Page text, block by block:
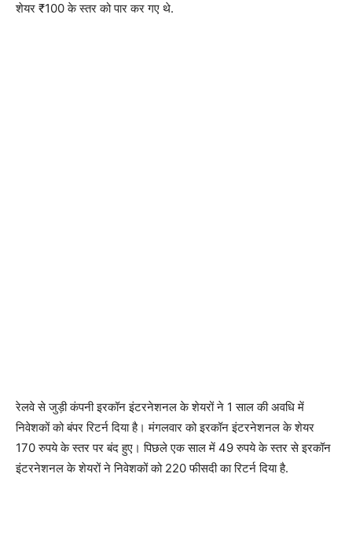
शेयर ₹100 के स्तर को पार कर गए थे.
रेलवे से जुड़ी कंपनी इरकॉन इंटरनेशनल के शेयरों ने 1 साल की अवधि में
निवेशकों को बंपर रिटर्न दिया है। मंगलवार को इरकॉन इंटरनेशनल के शेयर
170 रुपये के स्तर पर बंद हुए। पिछले एक साल में 49 रुपये के स्तर से इरकॉन
इंटरनेशनल के शेयरों ने निवेशकों को 220 फीसदी का रिटर्न दिया है.